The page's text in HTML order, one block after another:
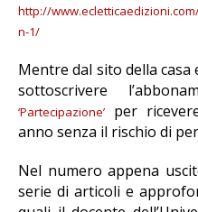
http://
n-1/
Mentre dal sito della
sottoscrivere
‘Partecipazione’
per
anno senza il rischio di
Nel numero appena
serie di articoli e